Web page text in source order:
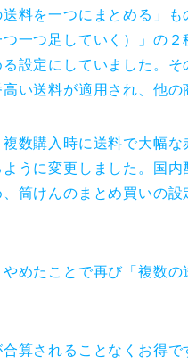
料を一つにまとめる」
一つ足していく）」の
設定にしていました。
い送料が適用され、他の
数購入時に送料で大幅
うに変更しました。国
筒けんのまとめ買いの
めたことで再び「複数
算されることなくお得